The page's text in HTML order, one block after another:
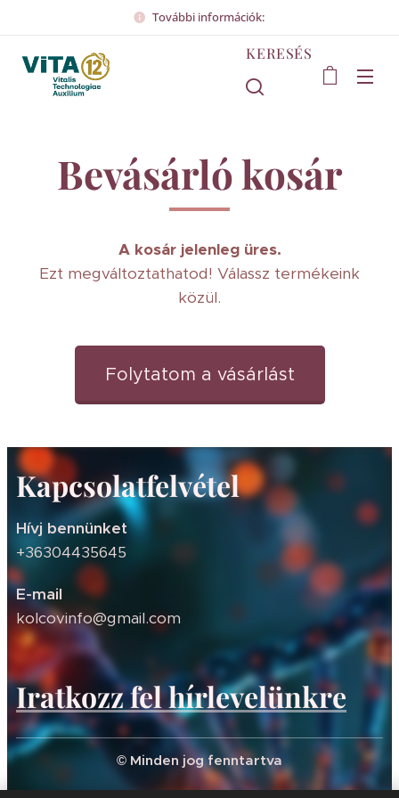
További információk:
KERESÉS
Bevásárló kosár
A kosár jelenleg üres.
Ezt megváltoztathatod! Válassz termékeink
közül.
Folytatom a vásárlást
Kapcsolatfelvétel
Hívj bennünket
+36304435645
E-mail
kolcovinfo@gmail.com
Iratkozz fel hírlevelünkre
© Minden jog fenntartva